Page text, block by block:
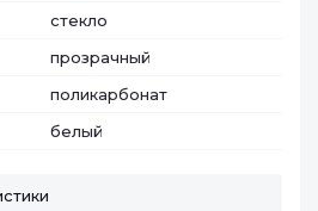
стекло
прозрачный
поликарбонат
белый